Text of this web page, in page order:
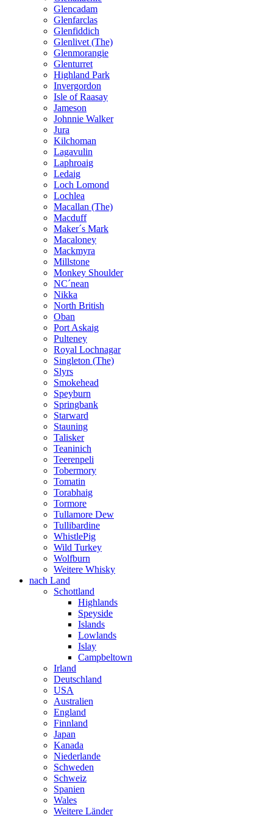
Glencadam
Glenfarclas
Glenfiddich
Glenlivet (The)
Glenmorangie
Glenturret
Highland Park
Invergordon
Isle of Raasay
Jameson
Johnnie Walker
Jura
Kilchoman
Lagavulin
Laphroaig
Ledaig
Loch Lomond
Lochlea
Macallan (The)
Macduff
Maker´s Mark
Macaloney
Mackmyra
Millstone
Monkey Shoulder
NC´nean
Nikka
North British
Oban
Port Askaig
Pulteney
Royal Lochnagar
Singleton (The)
Slyrs
Smokehead
Speyburn
Springbank
Starward
Stauning
Talisker
Teaninich
Teerenpeli
Tobermory
Tomatin
Torabhaig
Tormore
Tullamore Dew
Tullibardine
WhistlePig
Wild Turkey
Wolfburn
Weitere Whisky
nach Land
Schottland
Highlands
Speyside
Islands
Lowlands
Islay
Campbeltown
Irland
Deutschland
USA
Australien
England
Finnland
Japan
Kanada
Niederlande
Schweden
Schweiz
Spanien
Wales
Weitere Länder